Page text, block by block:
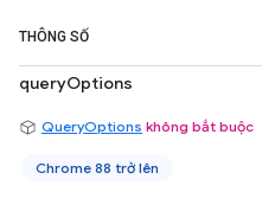
THÔNG SỐ
queryOptions
QueryOptions không bắt buộc
Chrome 88 trở lên